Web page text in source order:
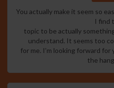
You actually make it seem so
I find
topic to be actually
understand. It seems too
for me. I’m looking forward
the